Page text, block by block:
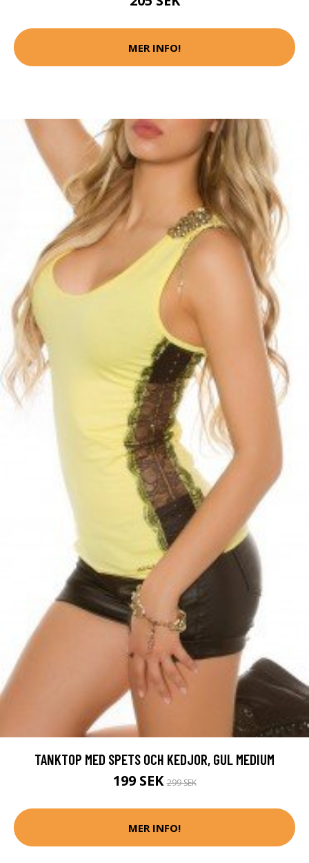
MER INFO!
TANKTOP MED SPETS OCH KEDJOR, GUL MEDIUM
199 SEK299 SEK
MER INFO!